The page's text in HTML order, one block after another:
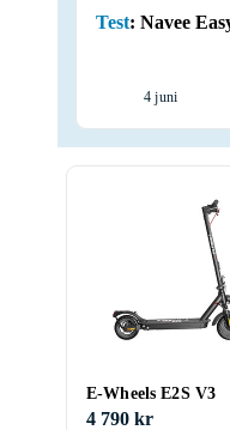
Test: Navee
4 juni
E-Wheels E2S V3
4 790 kr